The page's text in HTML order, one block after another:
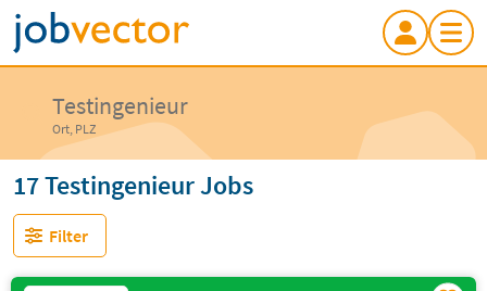
Testingenieur
Ort, PLZ
17 Testingenieur Jobs
Filter